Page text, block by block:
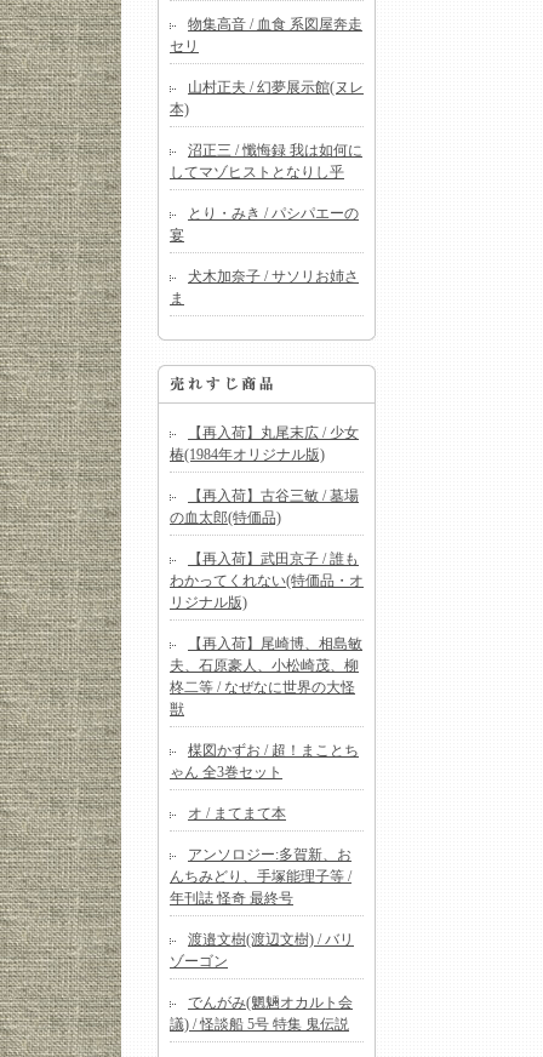
物集高音 / 血食 系図屋奔走
セリ
山村正夫 / 幻夢展示館(ヌレ
本)
沼正三 / 懺悔録 我は如何に
してマゾヒストとなりし乎
とり・みき / パシパエーの
宴
犬木加奈子 / サソリお姉さ
ま
【再入荷】丸尾末広 / 少女
椿(1984年オリジナル版)
【再入荷】古谷三敏 / 墓場
の血太郎(特価品)
【再入荷】武田京子 / 誰も
わかってくれない(特価品・オ
リジナル版)
【再入荷】尾崎博、相島敏
夫、石原豪人、小松崎茂、柳
柊二等 / なぜなに世界の大怪
獣
楳図かずお / 超！まことち
ゃん 全3巻セット
オ / まてまて本
アンソロジー:多賀新、お
んちみどり、手塚能理子等 /
年刊誌 怪奇 最終号
渡邉文樹(渡辺文樹) / バリ
ゾーゴン
でんがみ(魍魎オカルト会
議) / 怪談船 5号 特集 鬼伝説